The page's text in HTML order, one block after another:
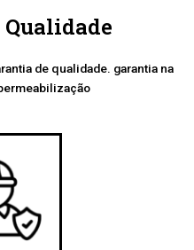
de qualidade. garantia na